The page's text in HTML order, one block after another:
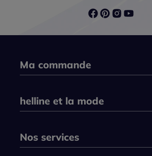
Ma commande
helline et la mode
Nos services